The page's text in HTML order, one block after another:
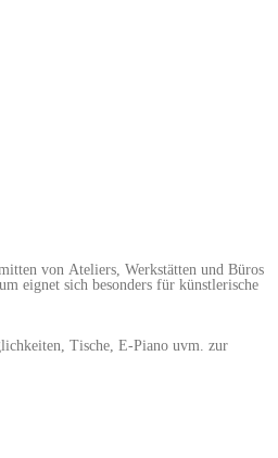
von Ateliers, Werkstätten und Büros
eignet sich besonders für künstlerische
Tische, E-Piano uvm. zur